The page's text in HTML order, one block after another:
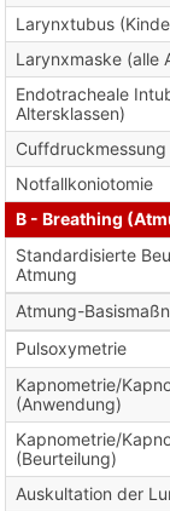
Larynxtubus
Larynxmaske (alle
Endotracheale
Altersklassen)
Cuffdruckmessung
Notfallkoniotomie
B - Breathing
Standardisierte
Atmung
Atmung-
Pulsoxymetrie
Kapnometrie/
(Anwendung)
Kapnometrie/
(Beurteilung)
Auskultation der